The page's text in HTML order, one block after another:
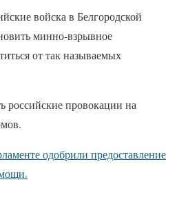
войска в Белгородской
минно-взрывное
от так называемых
российские провокации на
одобрили предоставление